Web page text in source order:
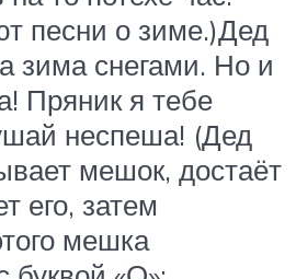
песни о зиме.)Дед
зима снегами. Но и
Пряник я тебе
неспеша! (Дед
мешок, достаёт
его, затем
мешка